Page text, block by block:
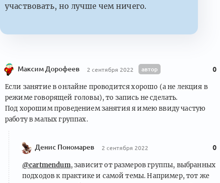
участвовать, но лучше чем ничего.
Максим Дорофеев 2 сентября 2022 автор 0
Если занятие в онлайне проводится хорошо (а не лекция в
режиме говорящей головы), то запись не сделать.
Под хорошим проведением занятия я имею ввиду частую
работу в малых группах.
Денис Пономарев 2 сентября 2022 0
@cartmendum, зависит от размеров группы, выбранных
подходов к практике и самой темы. Например, тот же